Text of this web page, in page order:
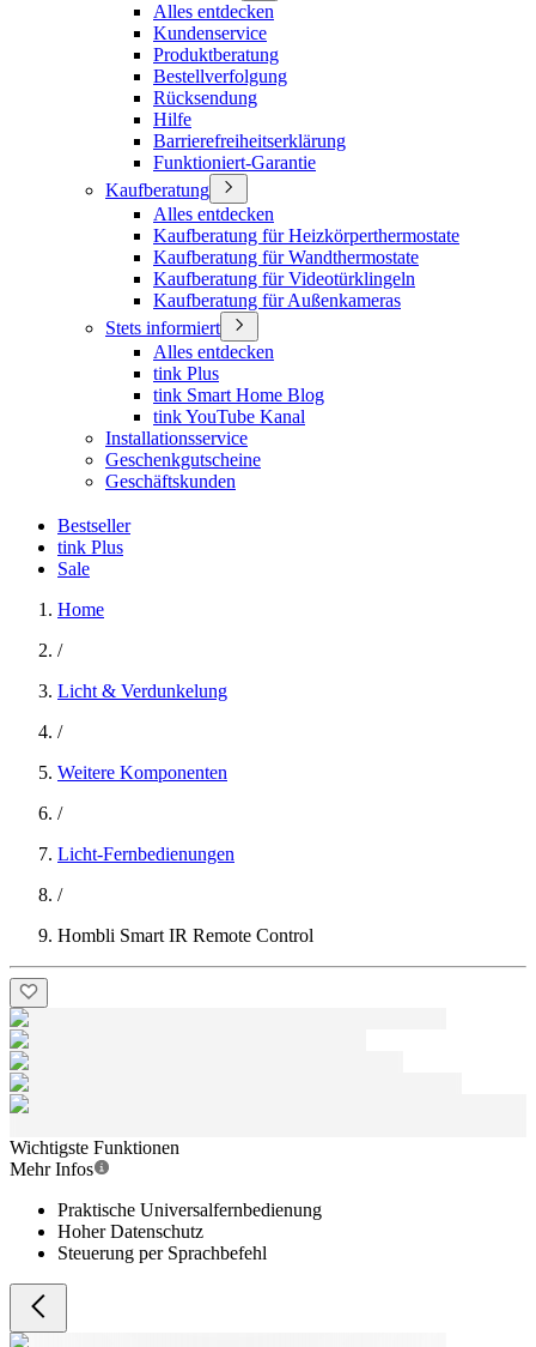
Alles entdecken
Kundenservice
Produktberatung
Bestellverfolgung
Rücksendung
Hilfe
Barrierefreiheitserklärung
Funktioniert-Garantie
Kaufberatung
Alles entdecken
Kaufberatung für Heizkörperthermostate
Kaufberatung für Wandthermostate
Kaufberatung für Videotürklingeln
Kaufberatung für Außenkameras
Stets informiert
Alles entdecken
tink Plus
tink Smart Home Blog
tink YouTube Kanal
Installationsservice
Geschenkgutscheine
Geschäftskunden
Bestseller
tink Plus
Sale
Home
/
Licht & Verdunkelung
/
Weitere Komponenten
/
Licht-Fernbedienungen
/
Hombli Smart IR Remote Control
Wichtigste Funktionen
Mehr Infos
Praktische Universalfernbedienung
Hoher Datenschutz
Steuerung per Sprachbefehl